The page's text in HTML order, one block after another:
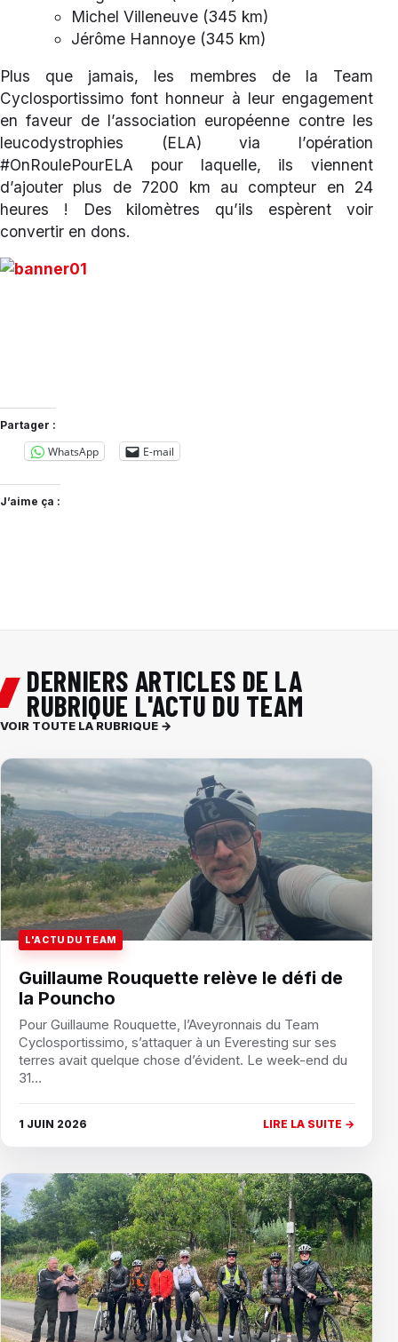
Michel Villeneuve (345 km)
Jérôme Hannoye (345 km)
Plus que jamais, les membres de la Team
Cyclosportissimo font honneur à leur engagement
en faveur de l’association européenne contre les
leucodystrophies (ELA) via l’opération
#OnRoulePourELA pour laquelle, ils viennent
d’ajouter plus de 7200 km au compteur en 24
heures ! Des kilomètres qu’ils espèrent voir
convertir en dons.
Partager :
WhatsApp E-mail
J’aime ça :
DERNIERS ARTICLES DE LA
RUBRIQUE L'ACTU DU TEAM
VOIR TOUTE LA RUBRIQUE →
L'ACTU DU TEAM
Guillaume Rouquette relève le défi de
la Pouncho
Pour Guillaume Rouquette, l’Aveyronnais du Team
Cyclosportissimo, s’attaquer à un Everesting sur ses
terres avait quelque chose d’évident. Le week-end du
31…
1 JUIN 2026 LIRE LA SUITE →